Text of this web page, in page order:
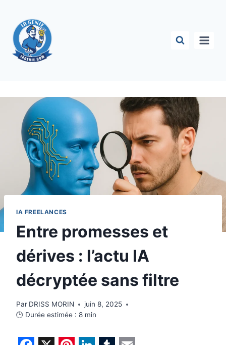
contenu
IA FREELANCES
Entre promesses et
dérives : l’actu IA
décryptée sans filtre
Par DRISS MORIN
juin 8, 2025
🕒 Durée estimée : 8 min